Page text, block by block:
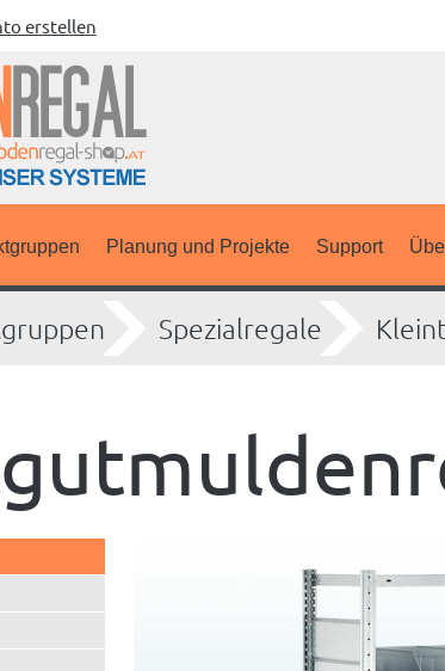
erstellen
Planung und Projekte Support
Spezialregale